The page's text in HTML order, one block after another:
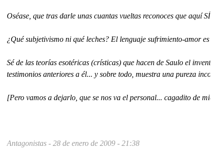
Oséase, que tras darle unas cuantas vueltas reconoces que aquí
¿Qué subjetivismo ni qué leches? El lenguaje sufrimiento-amor es
Sé de las teorías esotéricas (crísticas) que hacen de Saulo el
testimonios anteriores a él... y sobre todo, muestra una pureza
[Pero vamos a dejarlo, que se nos va el personal... cagadito de
Antagonistas - 28 de enero de 2009 - 21:38